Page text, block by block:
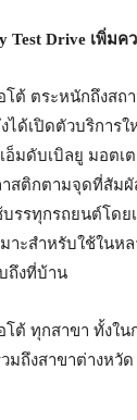
Test Drive เพิ่ม
โต้ ตระหนักถึงส
ด้เปิดตัวบริการใ
อ็มดับเบิลยู มอต
สติกตามจุดที่สัมผั
รรทุกรถยนต์โด
าะสำหรับใช้ในห
ถึงที่บ้าน
โต้ ทุกสาขา ทั้งใ
มถึงสาขาต่างหวั